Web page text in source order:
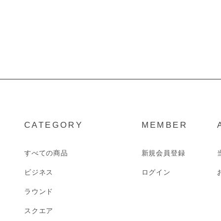
CATEGORY
すべての商品
ビジネス
ラウンド
スクエア
MEMBER
新規会員登録
ログイン